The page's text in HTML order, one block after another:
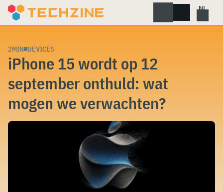
Skip
2MIN DEVICES
iPhone 15 wordt op 12
september onthuld: wat
mogen we verwachten?